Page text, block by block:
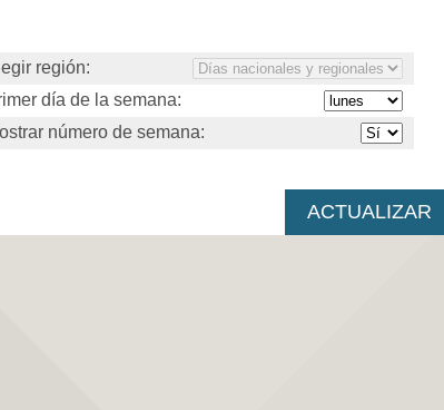
región:
día de la semana:
número de semana: